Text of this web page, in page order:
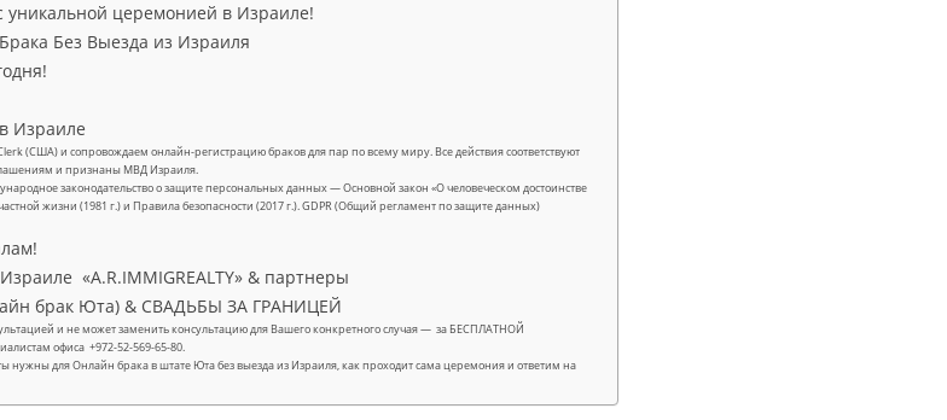
церемонией в Израиле!
Без Выезда из Израиля
Израиле
(США) и сопровождаем онлайн-регистрацию браков для пар по всему миру. Все действия соответствуют
и признаны МВД Израиля.
законодательство о защите персональных данных — Основной закон «О человеческом достоинстве
жизни (1981 г.) и Правила безопасности (2017 г.). GDPR (Общий регламент по защите данных)
Израиле «A.R.IMMIGREALTY» & партнеры
брак Юта) & СВАДЬБЫ ЗА ГРАНИЦЕЙ
и не может заменить консультацию для Вашего конкретного случая — за БЕСПЛАТНОЙ
офиса +972-52-569-65-80.
нужны для Онлайн брака в штате Юта без выезда из Израиля, как проходит сама церемония и ответим на